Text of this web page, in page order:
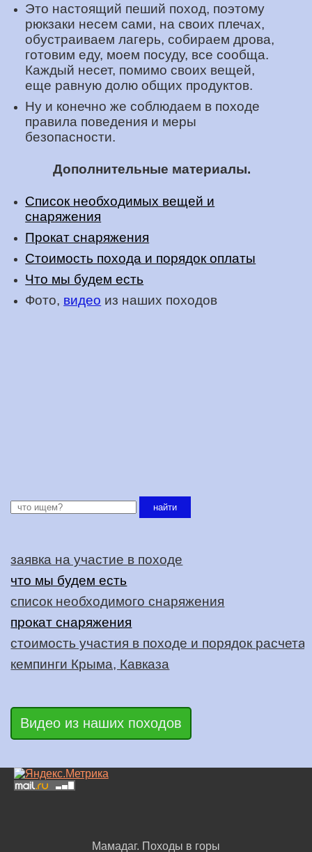
Это настоящий пеший поход, поэтому
рюкзаки несем сами, на своих плечах,
обустраиваем лагерь, собираем дрова,
готовим еду, моем посуду, все сообща.
Каждый несет, помимо своих вещей,
еще равную долю общих продуктов.
Ну и конечно же соблюдаем в походе
правила поведения и меры
безопасности.
Дополнительные материалы.
Список необходимых вещей и
снаряжения
Прокат снаряжения
Стоимость похода и порядок оплаты
Что мы будем есть
Фото, видео из наших походов
найти
заявка на участие в походе
что мы будем есть
список необходимого снаряжения
прокат снаряжения
стоимость участия в походе и порядок расчета
кемпинги Крыма, Кавказа
Видео из наших походов
Мамадаг. Походы в горы